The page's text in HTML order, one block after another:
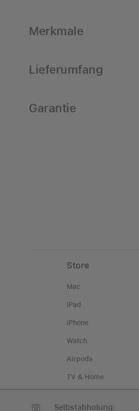
Merkmale
Lieferumfang
Garantie
Store
Mac
iPad
iPhone
Watch
Airpods
TV & Home
Selbstabholung: